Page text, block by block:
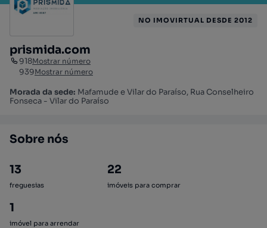
prismida.com
918Mostrar número
939Mostrar número
Morada da sede: Mafamude e Vilar do Paraíso, Rua Conselheiro
Fonseca - Vilar do Paraíso
NO IMOVIRTUAL DESDE 2012
Sobre nós
13
freguesias
22
imóveis para comprar
1
imóvel para arrendar